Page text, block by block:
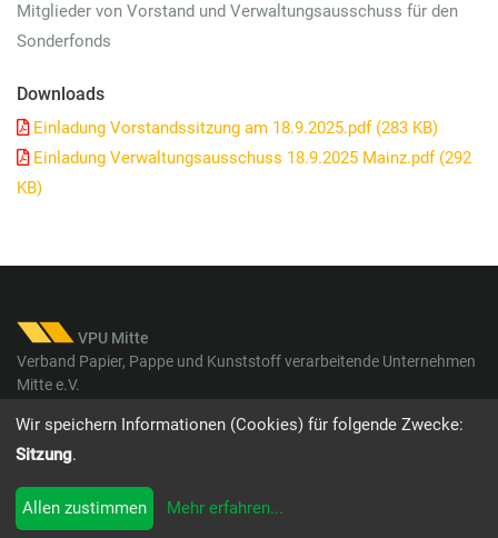
Mitglieder von Vorstand und Verwaltungsausschuss für den
Sonderfonds
Downloads
Einladung Vorstandssitzung am 18.9.2025.pdf (283 KB)
Einladung Verwaltungsausschuss 18.9.2025 Mainz.pdf (292
KB)
VPU Mitte
Verband Papier, Pappe und Kunststoff verarbeitende Unternehmen
Mitte e.V.
Wir speichern Informationen (Cookies) für folgende Zwecke:
Sitzung.
Allen zustimmen Mehr erfahren...